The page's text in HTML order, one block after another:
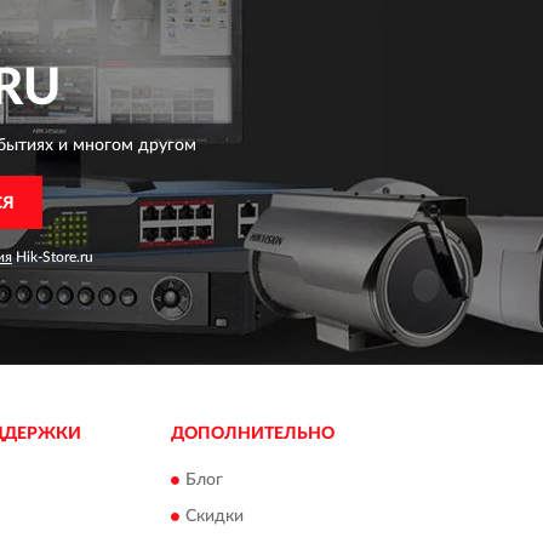
и многом другом
Hik-Store.ru
ДОПОЛНИТЕЛЬНО
Блог
Скидки